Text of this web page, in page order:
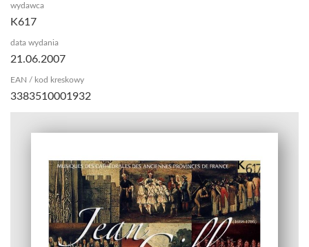
wydawca
K617
data wydania
21.06.2007
EAN / kod kreskowy
3383510001932